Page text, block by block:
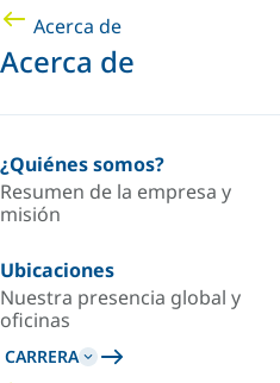
Acerca de
Acerca de
¿Quiénes somos?
Resumen de la empresa y
misión
Ubicaciones
Nuestra presencia global y
oficinas
CARRERA